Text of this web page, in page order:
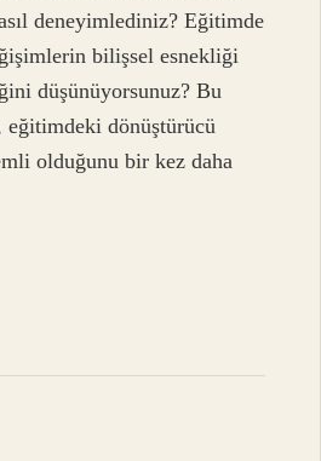
deneyimlediniz? Eğitimde
bilişsel esnekliği
düşünüyorsunuz? Bu
eğitimdeki dönüştürücü
olduğunu bir kez daha